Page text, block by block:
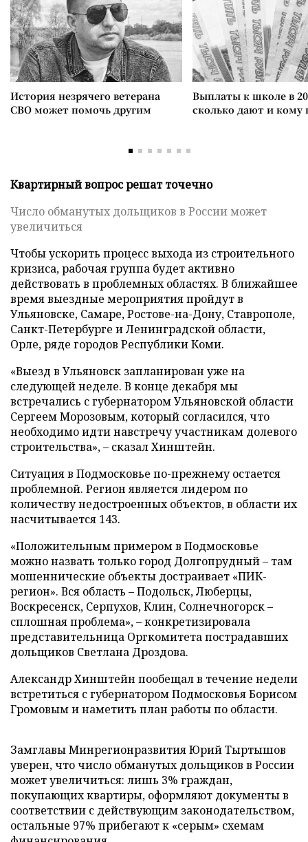
История незрячего ветерана
СВО может помочь другим
Выплаты к школе в
сколько дают и
Квартирный вопрос решат точечно
Число обманутых дольщиков в России может
увеличиться
Чтобы ускорить процесс выхода из строительного
кризиса, рабочая группа будет активно
действовать в проблемных областях. В ближайшее
время выездные мероприятия пройдут в
Ульяновске, Самаре, Ростове-на-Дону, Ставрополе,
Санкт-Петербурге и Ленинградской области,
Орле, ряде городов Республики Коми.
«Выезд в Ульяновск запланирован уже на
следующей неделе. В конце декабря мы
встречались с губернатором Ульяновской области
Сергеем Морозовым, который согласился, что
необходимо идти навстречу участникам долевого
строительства», – сказал Хинштейн.
Ситуация в Подмосковье по-прежнему остается
проблемной. Регион является лидером по
количеству недостроенных объектов, в области их
насчитывается 143.
«Положительным примером в Подмосковье
можно назвать только город Долгопрудный – там
мошеннические объекты достраивает «ПИК-
регион». Вся область – Подольск, Люберцы,
Воскресенск, Серпухов, Клин, Солнечногорск –
сплошная проблема», – конкретизировала
представительница Оргкомитета пострадавших
дольщиков Светлана Дроздова.
Александр Хинштейн пообещал в течение недели
встретиться с губернатором Подмосковья Борисом
Громовым и наметить план работы по области.
Замглавы Минрегионразвития Юрий Тыртышов
уверен, что число обманутых дольщиков в России
может увеличиться: лишь 3% граждан,
покупающих квартиры, оформляют документы в
соответствии с действующим законодательством,
остальные 97% прибегают к «серым» схемам